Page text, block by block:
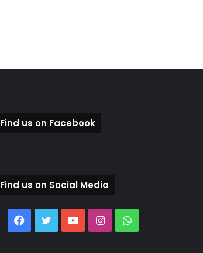
Find us on Facebook
Find us on Social Media
Facebook
TwitterYouTubeInstagramWhatsApp